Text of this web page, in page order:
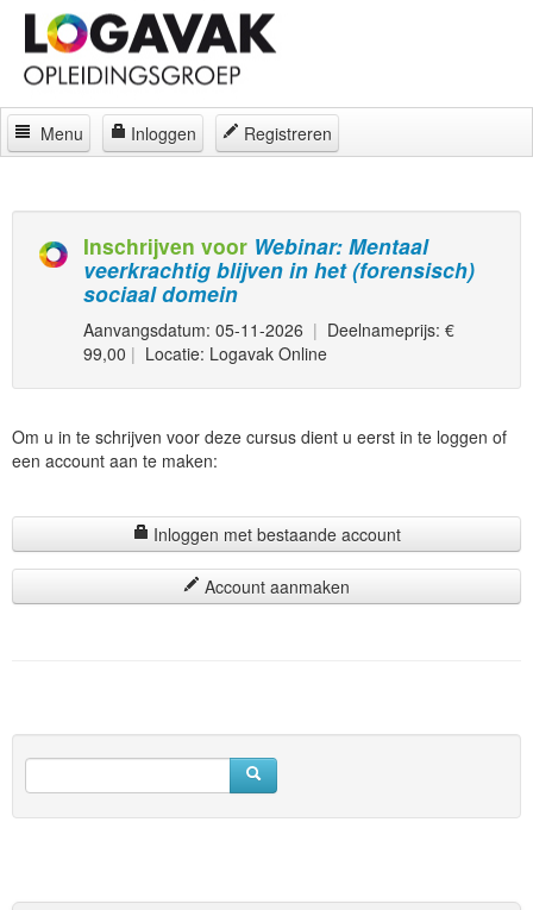
Menu Inloggen
Registreren
Curatorium
Regelingen
Locaties
Over
Inschrijven voor Webinar: Mentaal
veerkrachtig blijven in het (forensisch)
sociaal domein
Aanvangsdatum: 05-11-2026 | Deelnameprijs: €
99,00 | Locatie: Logavak Online
Om u in te schrijven voor deze cursus dient u eerst in te loggen of
een account aan te maken:
Inloggen met bestaande account
Account aanmaken